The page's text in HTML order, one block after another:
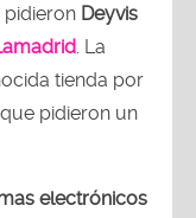
pidieron Deyvis
. La
tienda por
pidieron un
electrónicos